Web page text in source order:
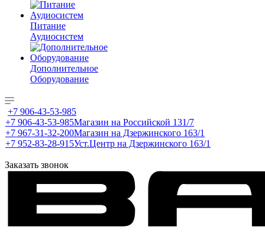
Питание
Аудиосистем
Дополнительное
Оборудование
+7 906-43-53-985
+7 906-43-53-985Магазин на Российской 131/7
+7 967-31-32-200Магазин на Дзержинского 163/1
+7 952-83-28-915Уст.Центр на Дзержинского 163/1
Заказать звонок